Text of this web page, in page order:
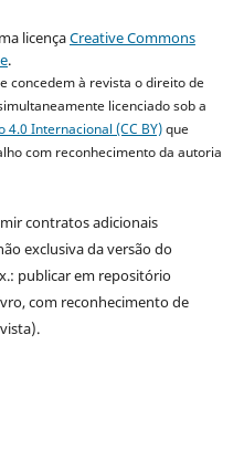
licençaCreative Commons
.
concedem à revista o direito de
licenciado sob a
4.0 Internacional (CC BY)que
com reconhecimento da autoria
contratos adicionais
exclusiva da versão do
publicar em repositório
com reconhecimento de